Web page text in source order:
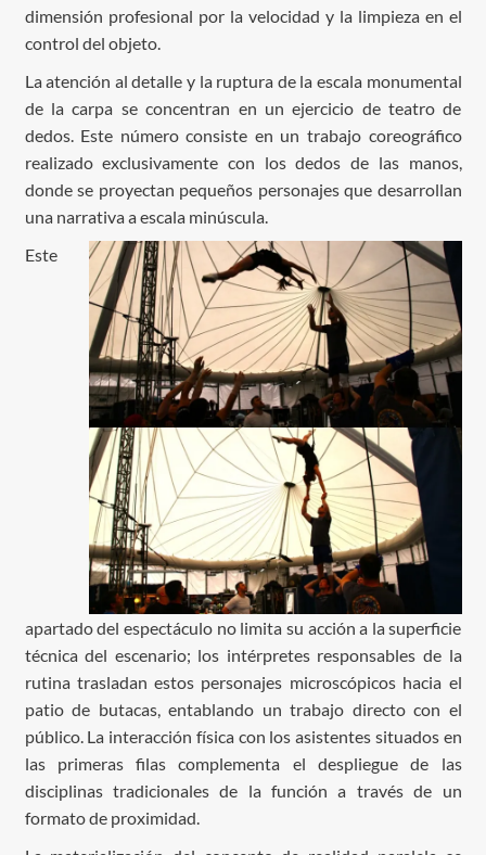
dimensión profesional por la velocidad y la limpieza en el
control del objeto.
La atención al detalle y la ruptura de la escala monumental
de la carpa se concentran en un ejercicio de teatro de
dedos. Este número consiste en un trabajo coreográfico
realizado exclusivamente con los dedos de las manos,
donde se proyectan pequeños personajes que desarrollan
una narrativa a escala minúscula.
Este
apartado del espectáculo no limita su acción a la superficie
técnica del escenario; los intérpretes responsables de la
rutina trasladan estos personajes microscópicos hacia el
patio de butacas, entablando un trabajo directo con el
público. La interacción física con los asistentes situados en
las primeras filas complementa el despliegue de las
disciplinas tradicionales de la función a través de un
formato de proximidad.